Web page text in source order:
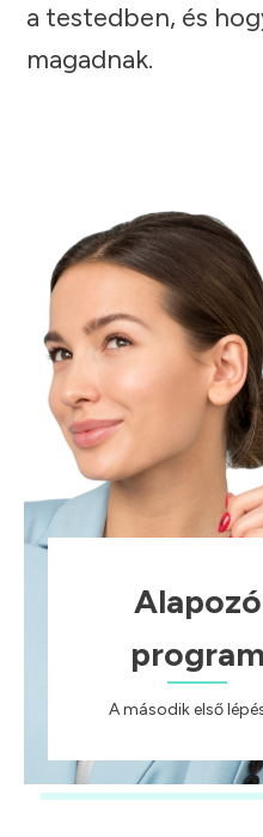
Alapozó
program
A második első
a testedben, és
magadnak.